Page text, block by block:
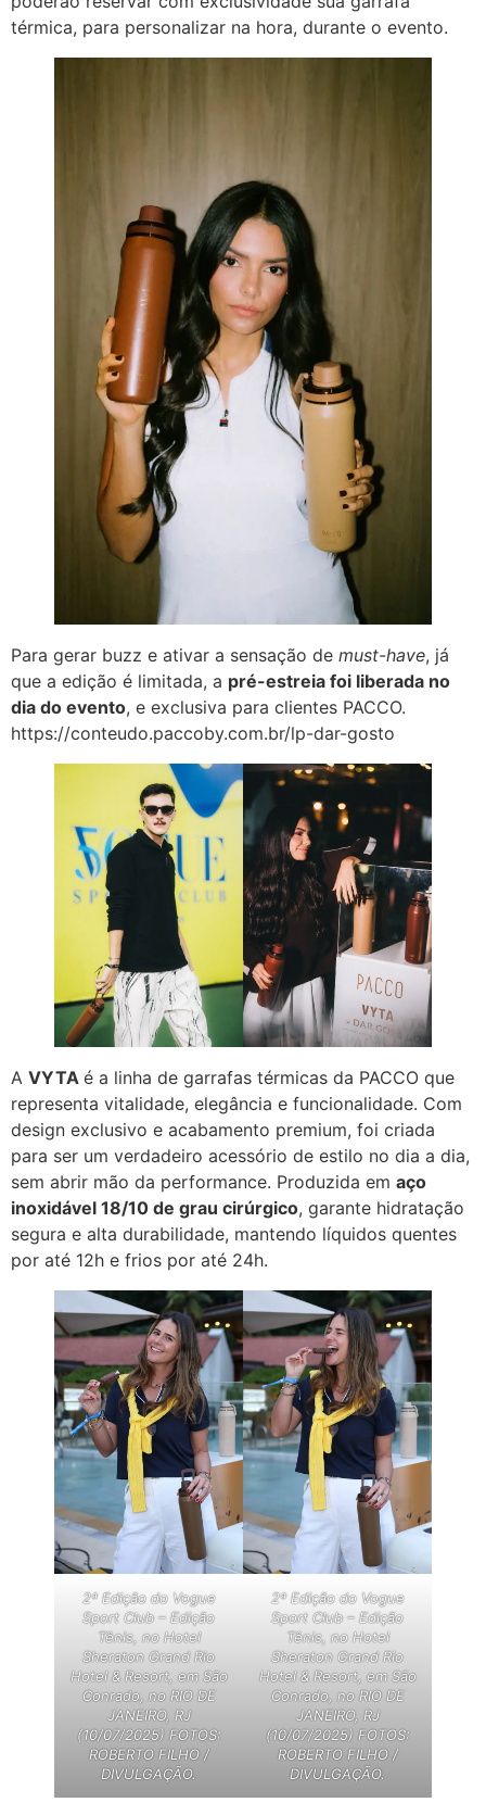
térmica, para personalizar na hora, durante o evento.
Para gerar buzz e ativar a sensação de must-have, já
que a edição é limitada, a pré-estreia foi liberada no
dia do evento, e exclusiva para clientes PACCO.
https://conteudo.paccoby.com.br/lp-dar-gosto
A VYTA é a linha de garrafas térmicas da PACCO que
representa vitalidade, elegância e funcionalidade. Com
design exclusivo e acabamento premium, foi criada
para ser um verdadeiro acessório de estilo no dia a dia,
sem abrir mão da performance. Produzida em aço
inoxidável 18/10 de grau cirúrgico, garante hidratação
segura e alta durabilidade, mantendo líquidos quentes
por até 12h e frios por até 24h.
2ª Edição do Vogue
Sport Club – Edição
Tênis, no Hotel
Sheraton Grand Rio
Hotel & Resort, em São
Conrado, no RIO DE
JANEIRO, RJ
(10/07/2025) FOTOS:
ROBERTO FILHO /
DIVULGAÇÃO.
2ª Edição do Vogue
Sport Club – Edição
Tênis, no Hotel
Sheraton Grand Rio
Hotel & Resort, em São
Conrado, no RIO DE
JANEIRO, RJ
(10/07/2025) FOTOS:
ROBERTO FILHO /
DIVULGAÇÃO.